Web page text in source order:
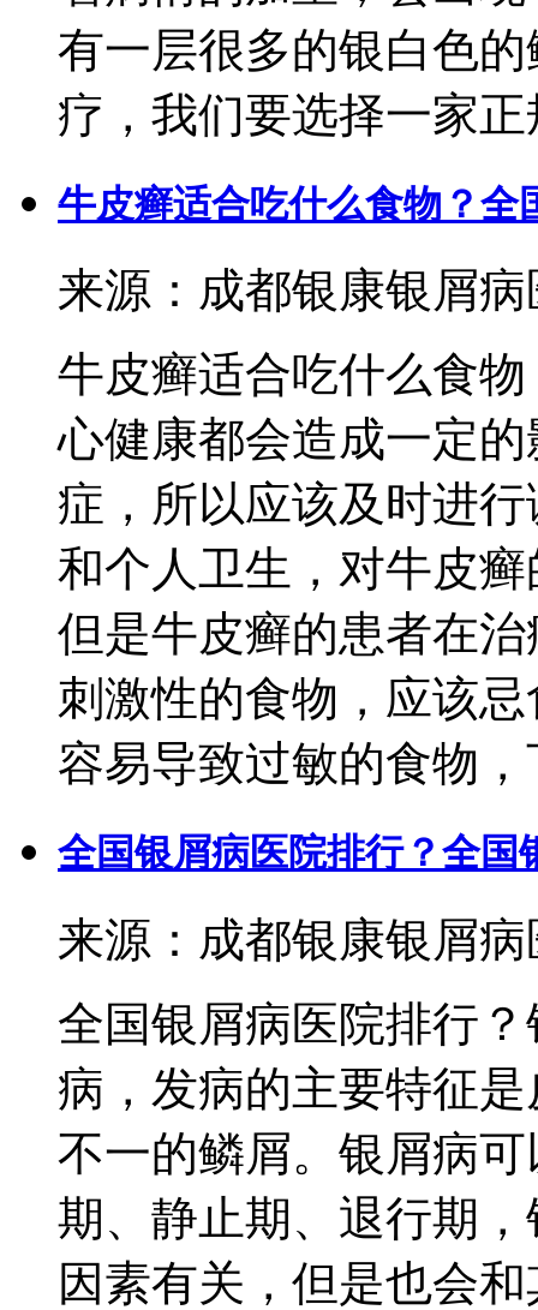
有一层很多的银白色
疗，我们要选择一家
牛皮癣适合吃什么食物？全
来源：成都银康银屑
牛皮癣适合吃什么食
心健康都会造成一定
症，所以应该及时进
和个人卫生，对牛皮
但是牛皮癣的患者在
刺激性的食物，应该
容易导致过敏的食物，
全国银屑病医院排行？全国
来源：成都银康银屑
全国银屑病医院排行
病，发病的主要特征
不一的鳞屑。银屑病
期、静止期、退行期
因素有关，但是也会